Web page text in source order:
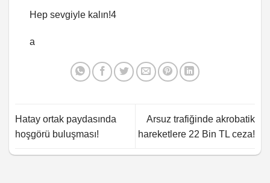
Hep sevgiyle kalın!4
a
Hatay ortak paydasında
hoşgörü buluşması!
Arsuz trafiğinde akrobatik
hareketlere 22 Bin TL ceza!